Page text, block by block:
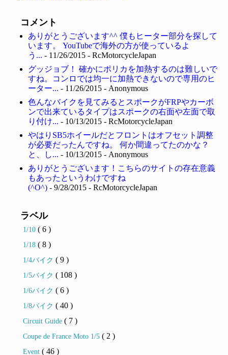
コメント
ありがとうございます^^ 僕もヒーター部分を探して
います。 YouTubeで海外の方が使っているよ
う... - 11/26/2015 - RcMotorcycleJapan
グッジョブ！ 確かにポリカを加熱するのは難しいで
すね。コンロでは均一に加熱できないので専用のヒ
ーター... - 11/26/2015 - Anonymous
色んなバイクを見てみるとスポークがFRPやカーボ
ンで出来ているタイプはスポークの右面や左面で取
り付け... - 10/13/2015 - RcMotorcycleJapan
やはりSB5ホイールだとフロントはオフセット調整
が必要だったんですね。 何か間違ってたのかな？
と、し... - 10/13/2015 - Anonymous
ありがとうございます！こちらのサイトの存在意義
もあったというわけですね
(^O^) - 9/28/2015 - RcMotorcycleJapan
ラベル
1/10 ( 6 )
1/18 ( 8 )
1/4バイク ( 9 )
1/5バイク ( 108 )
1/6バイク ( 6 )
1/8バイク ( 40 )
Circuit Guide ( 7 )
Coupe de France Moto 1/5 ( 2 )
Event ( 46 )